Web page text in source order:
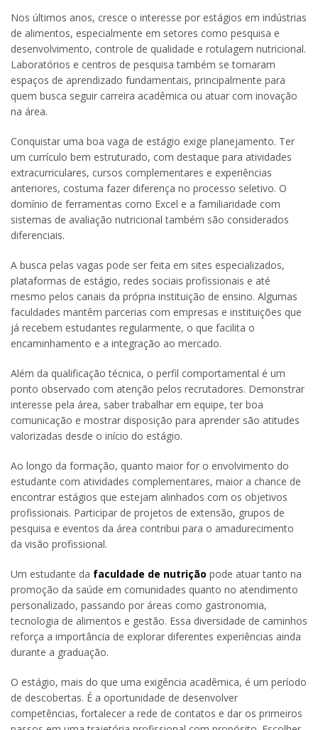
Nos últimos anos, cresce o interesse por estágios em indústrias
de alimentos, especialmente em setores como pesquisa e
desenvolvimento, controle de qualidade e rotulagem nutricional.
Laboratórios e centros de pesquisa também se tornaram
espaços de aprendizado fundamentais, principalmente para
quem busca seguir carreira acadêmica ou atuar com inovação
na área.
Conquistar uma boa vaga de estágio exige planejamento. Ter
um currículo bem estruturado, com destaque para atividades
extracurriculares, cursos complementares e experiências
anteriores, costuma fazer diferença no processo seletivo. O
domínio de ferramentas como Excel e a familiaridade com
sistemas de avaliação nutricional também são considerados
diferenciais.
A busca pelas vagas pode ser feita em sites especializados,
plataformas de estágio, redes sociais profissionais e até
mesmo pelos canais da própria instituição de ensino. Algumas
faculdades mantêm parcerias com empresas e instituições que
já recebem estudantes regularmente, o que facilita o
encaminhamento e a integração ao mercado.
Além da qualificação técnica, o perfil comportamental é um
ponto observado com atenção pelos recrutadores. Demonstrar
interesse pela área, saber trabalhar em equipe, ter boa
comunicação e mostrar disposição para aprender são atitudes
valorizadas desde o início do estágio.
Ao longo da formação, quanto maior for o envolvimento do
estudante com atividades complementares, maior a chance de
encontrar estágios que estejam alinhados com os objetivos
profissionais. Participar de projetos de extensão, grupos de
pesquisa e eventos da área contribui para o amadurecimento
da visão profissional.
Um estudante da faculdade de nutrição pode atuar tanto na
promoção da saúde em comunidades quanto no atendimento
personalizado, passando por áreas como gastronomia,
tecnologia de alimentos e gestão. Essa diversidade de caminhos
reforça a importância de explorar diferentes experiências ainda
durante a graduação.
O estágio, mais do que uma exigência acadêmica, é um período
de descobertas. É a oportunidade de desenvolver
competências, fortalecer a rede de contatos e dar os primeiros